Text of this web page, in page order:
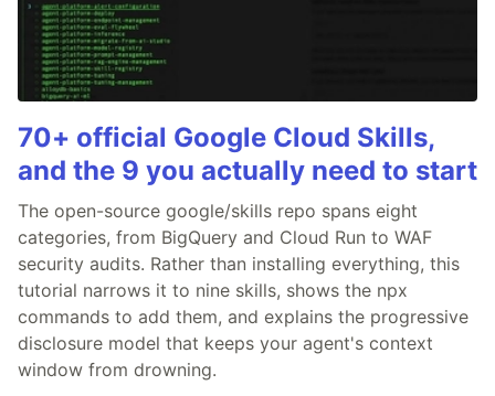
70+ official Google Cloud Skills,
and the 9 you actually need to start
The open-source google/skills repo spans eight
categories, from BigQuery and Cloud Run to WAF
security audits. Rather than installing everything, this
tutorial narrows it to nine skills, shows the npx
commands to add them, and explains the progressive
disclosure model that keeps your agent's context
window from drowning.